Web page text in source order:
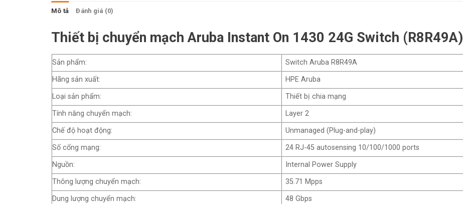
Mô tả Đánh giá (0)
Thiết bị chuyển mạch Aruba Instant On 1430 24G Switch (R8R49A)
Sản phẩm:
Switch Aruba R8R49A
Hãng sản xuất:
HPE Aruba
Loại sản phẩm:
Thiết bị chia mạng
Tính năng chuyển mạch:
Layer 2
Chế độ hoạt động:
Unmanaged (Plug-and-play)
Số cổng mạng:
24 RJ-45 autosensing 10/100/1000 ports
Nguồn:
Internal Power Supply
Thông lượng chuyển mạch:
35.71 Mpps
Dung lượng chuyển mạch:
48 Gbps